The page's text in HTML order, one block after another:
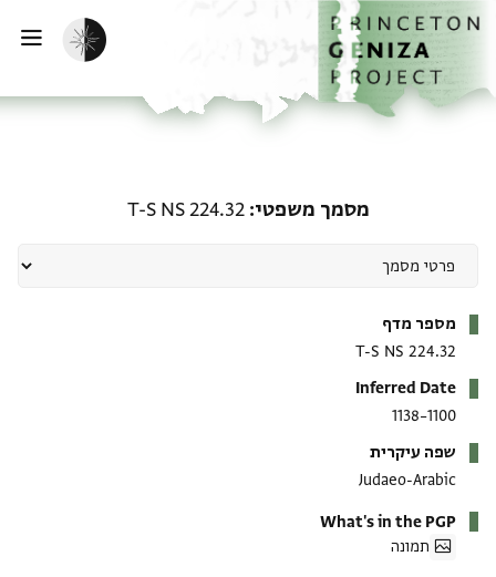
לתוכןהבית
הפעלת מצב כהה
מסמך משפטי T-S NS 224.32
מספר מדף
T-S NS 224.32
Inferred Date
1100–1138
שפה עיקרית
Judaeo-Arabic
What's in the PGP
תמונה